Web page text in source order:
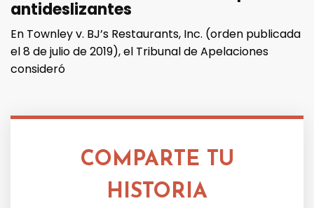
antideslizantes
En Townley v. BJ’s Restaurants, Inc. (orden publicada
el 8 de julio de 2019), el Tribunal de Apelaciones
consideró
COMPARTE TU
HISTORIA